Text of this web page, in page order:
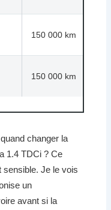
150 000 km
150 000 km
changer la
1.4 TDCi ? Ce
sensible. Je le vois
un
avant si la